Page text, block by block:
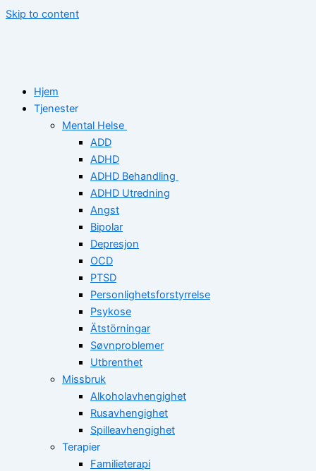
Skip to content
Hjem
Tjenester
Mental Helse
ADD
ADHD
ADHD Behandling
ADHD Utredning
Angst
Bipolar
Depresjon
OCD
PTSD
Personlighetsforstyrrelse
Psykose
Ätstörningar
Søvnproblemer
Utbrenthet
Missbruk
Alkoholavhengighet
Rusavhengighet
Spilleavhengighet
Terapier
Familieterapi